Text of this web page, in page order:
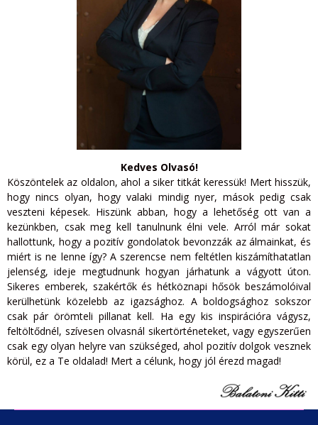
Kedves Olvasó!
Köszöntelek az oldalon, ahol a siker titkát keressük! Mert hisszük,
hogy nincs olyan, hogy valaki mindig nyer, mások pedig csak
veszteni képesek. Hiszünk abban, hogy a lehetőség ott van a
kezünkben, csak meg kell tanulnunk élni vele. Arról már sokat
hallottunk, hogy a pozitív gondolatok bevonzzák az álmainkat, és
miért is ne lenne így? A szerencse nem feltétlen kiszámíthatatlan
jelenség, ideje megtudnunk hogyan járhatunk a vágyott úton.
Sikeres emberek, szakértők és hétköznapi hősök beszámolóival
kerülhetünk közelebb az igazsághoz. A boldogsághoz sokszor
csak pár örömteli pillanat kell. Ha egy kis inspirációra vágysz,
feltöltődnél, szívesen olvasnál sikertörténeteket, vagy egyszerűen
csak egy olyan helyre van szükséged, ahol pozitív dolgok vesznek
körül, ez a Te oldalad! Mert a célunk, hogy jól érezd magad!